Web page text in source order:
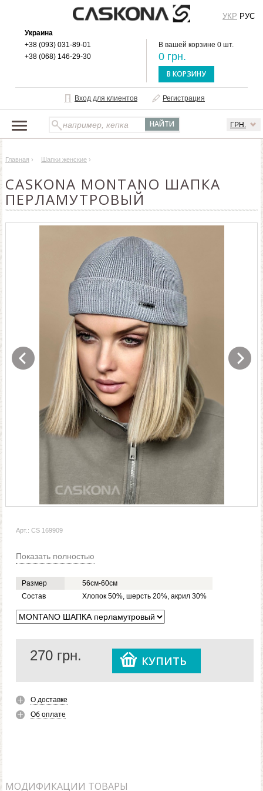
Украина
+38 (093) 031-89-01
+38 (068) 146-29-30
В вашей корзине 0 шт.
0 грн.
В КОРЗИНУ
Вход для клиентов Регистрация
ГРН.
УКР РУС
О БРЕНДЕ
ДОСТАВКА И ОПЛАТА
ОПТОВЫМ КЛИЕНТАМ
Главная › Шапки женские ›
CASKONA MONTANO ШАПКА
ПЕРЛАМУТРОВЫЙ
Арт.: CS 169909
Показать полностью
Размер
56см-60см
Состав
Хлопок 50%, шерсть 20%, акрил 30%
270 грн. КУПИТЬ
О доставке
Об оплате
МОДИФИКАЦИИ ТОВАРЫ